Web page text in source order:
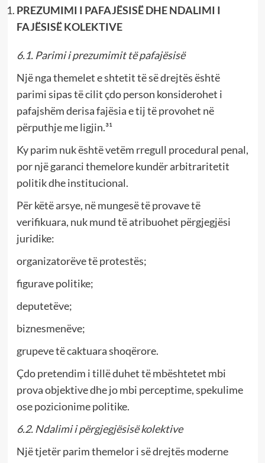
PREZUMIMI I PAFAJËSISË DHE NDALIMI I
FAJËSISË KOLEKTIVE
6.1. Parimi i prezumimit të pafajësisë
Një nga themelet e shtetit të së drejtës është
parimi sipas të cilit çdo person konsiderohet i
pafajshëm derisa fajësia e tij të provohet në
përputhje me ligjin.³¹
Ky parim nuk është vetëm rregull procedural penal,
por një garanci themelore kundër arbitraritetit
politik dhe institucional.
Për këtë arsye, në mungesë të provave të
verifikuara, nuk mund të atribuohet përgjegjësi
juridike:
organizatorëve të protestës;
figurave politike;
deputetëve;
biznesmenëve;
grupeve të caktuara shoqërore.
Çdo pretendim i tillë duhet të mbështetet mbi
prova objektive dhe jo mbi perceptime, spekulime
ose pozicionime politike.
6.2. Ndalimi i përgjegjësisë kolektive
Një tjetër parim themelor i së drejtës moderne